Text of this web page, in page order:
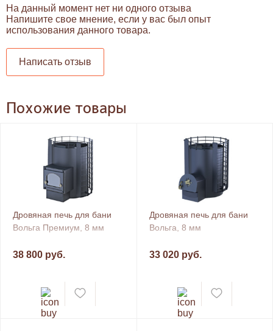
На данный момент нет ни одного отзыва
Напишите свое мнение, если у вас был опыт
использования данного товара.
Написать отзыв
Похожие товары
Дровяная печь для бани
Вольга Премиум, 8 мм
38 800 руб.
Дровяная печь для бани
Вольга, 8 мм
33 020 руб.